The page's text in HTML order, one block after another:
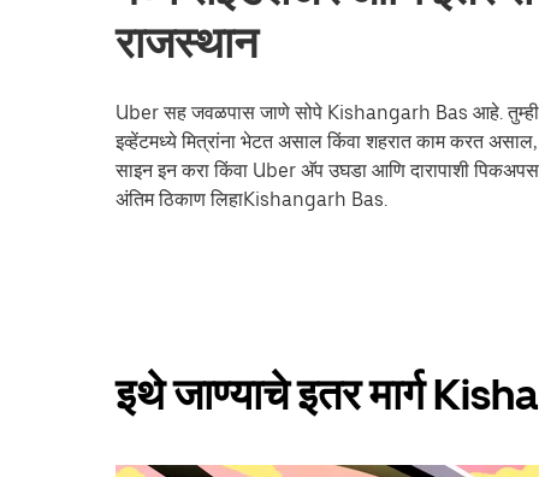
राजस्थान
Uber सह जवळपास जाणे सोपे Kishangarh Bas आहे. तुम्ही
इव्हेंटमध्ये मित्रांना भेटत असाल किंवा शहरात काम करत
साइन इन करा किंवा Uber अ‍ॅप उघडा आणि दारापाशी
अंतिम ठिकाण लिहाKishangarh Bas.
इथे जाण्याचे इतर मार्ग